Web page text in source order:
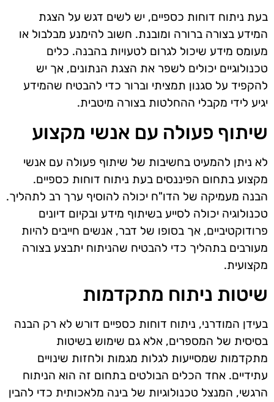
בעת ניתוח דוחות כספיים, יש לשים דגש על הצגת
המידע בצורה ברורה ומובנת. חשוב להימנע מבלבול או
מעומס מידע שיכול לגרום לטעויות בהבנה. כלים
טכנולוגיים יכולים לשפר את הצגת הנתונים, אך יש
להקפיד על סגנון תמציתי וברור כדי להבטיח שהמידע
יגיע לידי מקבלי ההחלטות בצורה מיטבית.
שיתוף פעולה עם אנשי מקצוע
לא ניתן להמעיט בחשיבות של שיתוף פעולה עם אנשי
מקצוע בתחום הפיננסים בעת ניתוח דוחות כספיים.
הבנה מעמיקה של הדו"ח יכולה להוסיף ערך רב לתהליך.
טכנולוגיה יכולה לסייע בשיתוף מידע ובקיום דיונים
פרודוקטיביים, אך בסופו של דבר, אנשים חייבים להיות
מעורבים בתהליך כדי להבטיח שהניתוח יתבצע בצורה
מקצועית.
שיטות ניתוח מתקדמות
בעידן המודרני, ניתוח דוחות כספיים דורש לא רק הבנה
בסיסית של המספרים, אלא גם שימוש בשיטות
מתקדמות שמסייעות לגלות מגמות ולחזות שינויים
עתידיים. אחד הכלים הבולטים בתחום זה הוא הניתוח
הרגשי, המנצל טכנולוגיות של בינה מלאכותית כדי להבין